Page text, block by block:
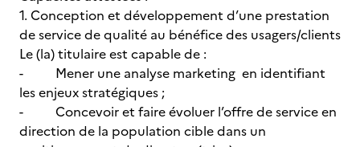
1. Conception et développement d’une prestation
de service de qualité au bénéfice des usagers/clients
Le (la) titulaire est capable de :
- Mener une analyse marketing en identifiant
les enjeux stratégiques ;
- Concevoir et faire évoluer l’offre de service en
direction de la population cible dans un